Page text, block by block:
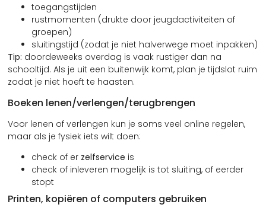
toegangstijden
rustmomenten (drukte door jeugdactiviteiten of
groepen)
sluitingstijd (zodat je niet halverwege moet inpakken)
Tip: doordeweeks overdag is vaak rustiger dan na
schooltijd. Als je uit een buitenwijk komt, plan je tijdslot ruim
zodat je niet hoeft te haasten.
Boeken lenen/verlengen/terugbrengen
Voor lenen of verlengen kun je soms veel online regelen,
maar als je fysiek iets wilt doen:
check of er zelfservice is
check of inleveren mogelijk is tot sluiting, of eerder
stopt
Printen, kopiëren of computers gebruiken